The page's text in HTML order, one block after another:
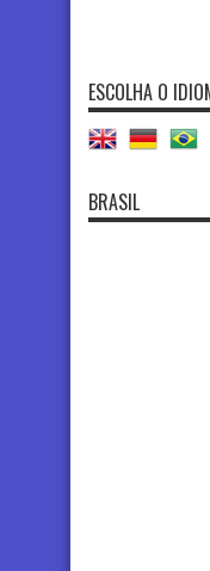
ESCOLHA O
BRASIL